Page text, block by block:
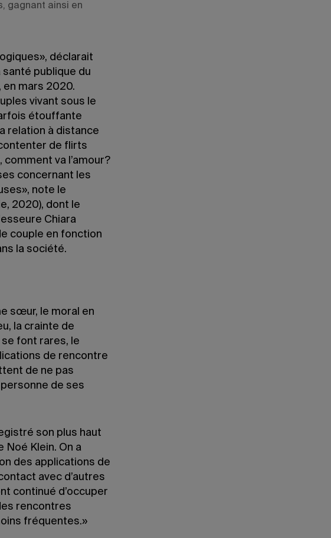
gagnant ainsi en
déclarait
santé publique du
en mars 2020.
vivant sous le
étouffante
relation à distance
de flirts
va l’amour?
concernant les
note le
2020), dont le
Chiara
couple en fonction
la société.
sœur, le moral en
la crainte de
font rares, le
de rencontre
de ne pas
de ses
son plus haut
Klein. On a
des applications de
avec d’autres
continué d’occuper
rencontres
fréquentes.»